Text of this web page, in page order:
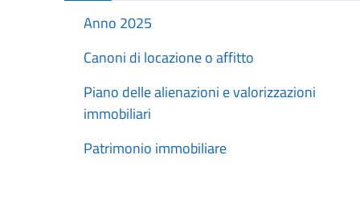
Anno 2025
Canoni di locazione o affitto
Piano delle alienazioni e valorizzazioni
immobiliari
Patrimonio immobiliare